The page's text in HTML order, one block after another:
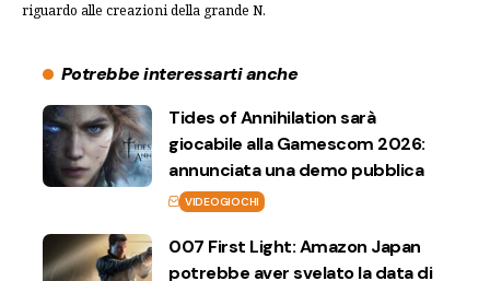
riguardo alle creazioni della grande N.
Potrebbe interessarti anche
Tides of Annihilation sarà
giocabile alla Gamescom 2026:
annunciata una demo pubblica
VIDEOGIOCHI
007 First Light: Amazon Japan
potrebbe aver svelato la data di